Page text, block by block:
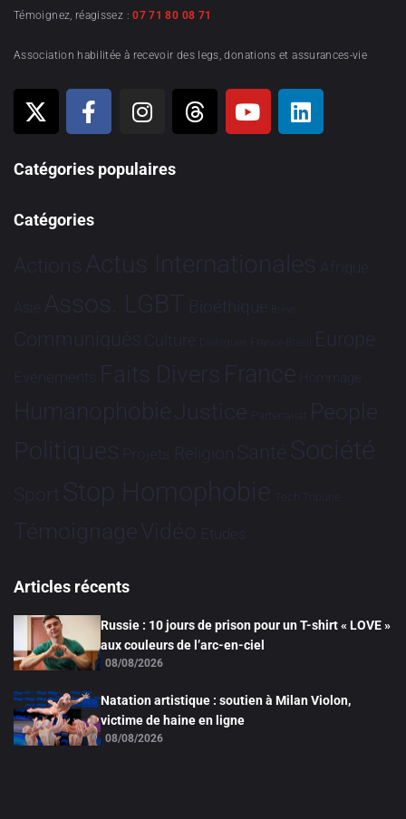
Témoignez, réagissez :07 71 80 08 71
Association habilitée à recevoir des legs, donations et assurances-vie
Catégories populaires
Catégories
Actions Actus Internationales Afrique
Asie Assos. LGBT Bioéthique Brève
Communiqués Culture Dialogues France-Brésil Europe
Evénements Faits Divers France Hommage
HumanophobieJustice Partenariat People
Politiques Projets Religion Santé Société
Sport Stop Homophobie Tech Tribune
TémoignageVidéo Études
Articles récents
Russie : 10 jours de prison pour un T-shirt « LOVE »
aux couleurs de l’arc-en-ciel
08/08/2026
Natation artistique : soutien à Milan Violon,
victime de haine en ligne
08/08/2026